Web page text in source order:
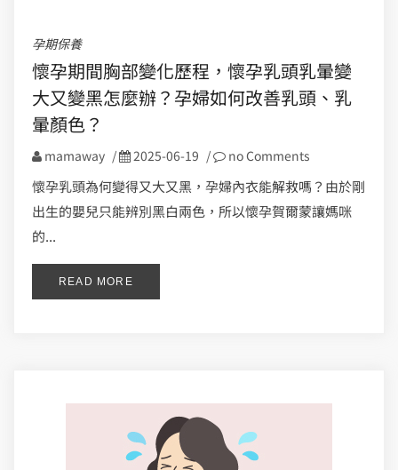
孕期保養
懷孕期間胸部變化歷程，懷孕乳頭乳暈變
大又變黑怎麼辦？孕婦如何改善乳頭、乳
暈顏色？
mamaway / 2025-06-19 / no Comments
懷孕乳頭為何變得又大又黑，孕婦內衣能解救嗎？由於剛
出生的嬰兒只能辨別黑白兩色，所以懷孕賀爾蒙讓媽咪
的...
READ MORE